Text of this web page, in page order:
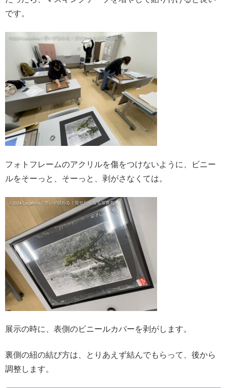
です。
フォトフレームのアクリルを傷をつけないように、ビニー
ルをそーっと、そーっと、剥がさなくては。
展示の時に、表側のビニールカバーを剥がします。
裏側の紐の結び方は、とりあえず結んでもらって、後から
調整します。